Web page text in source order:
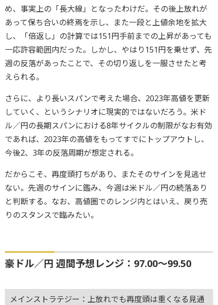
め、事実上の「長大線」となったわけだ。その後上放れが
あって保ち合いの終焉を示し、また一段と上値余地を拡大
し、「倍返し」の計算では151円手前までの上昇があっても
一応許容範囲内だった。しかし、やはり151円を乗せず、先
週の反落があったことで、その切り返しを一服させたと考
えられる。
さらに、より長いスパンで考えた場合、2023年高値を更新
していく、というシナリオに現実的ではないだろう。米ド
ル／円の長期スパンにおける8年サイクルの制限がなお有効
であれば、2023年の高値をもってすでにトップアウトし、
今後2、3年の反落周期が想定される。
だからこそ、再度頭打ちがあり、またそのサインを見逃せ
ない。先週のサインに鑑み、今週は米ドル／円の続落あり
と判断する。なお、高値圏でのレンジ内とはいえ、戻り売
りのスタンスで臨みたい。
豪ドル／円 週間予想レンジ：97.00～99.50
メインストラテジー：上放れでも再度頭は重くなる見通